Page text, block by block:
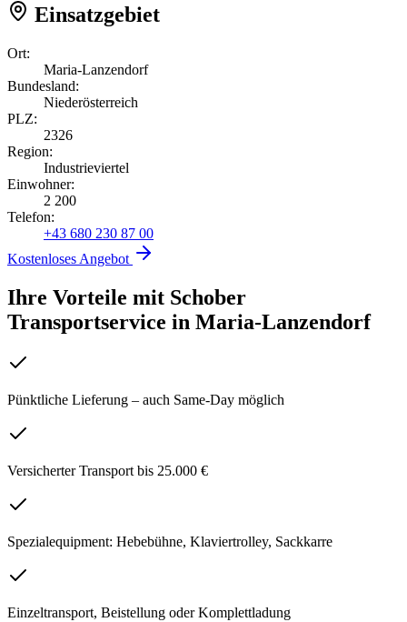
Einsatzgebiet
Ort:
Maria-Lanzendorf
Bundesland:
Niederösterreich
PLZ:
2326
Region:
Industrieviertel
Einwohner:
2 200
Telefon:
+43 680 230 87 00
Kostenloses Angebot
Ihre Vorteile mit Schober
Transportservice in Maria-Lanzendorf
Pünktliche Lieferung – auch Same-Day möglich
Versicherter Transport bis 25.000 €
Spezialequipment: Hebebühne, Klaviertrolley, Sackkarre
Einzeltransport, Beistellung oder Komplettladung